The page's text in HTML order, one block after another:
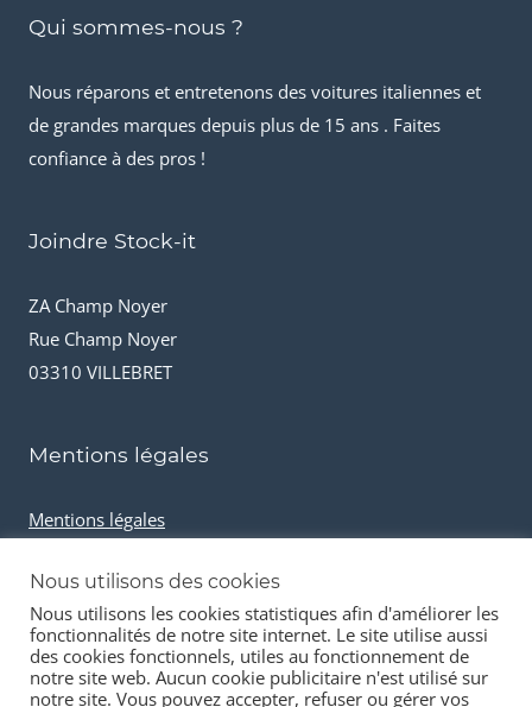
Qui sommes-nous ?
Nous réparons et entretenons des voitures italiennes et
de grandes marques depuis plus de 15 ans . Faites
confiance à des pros !
Joindre Stock-it
ZA Champ Noyer
Rue Champ Noyer
03310 VILLEBRET
Mentions légales
Mentions légales
Cookies et données personnelles
Nous utilisons des cookies
Nous utilisons les cookies statistiques afin d'améliorer les
fonctionnalités de notre site internet. Le site utilise aussi
des cookies fonctionnels, utiles au fonctionnement de
notre site web. Aucun cookie publicitaire n'est utilisé sur
notre site. Vous pouvez accepter, refuser ou gérer vos